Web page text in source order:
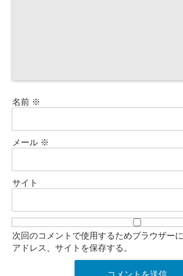
名前 ※
メール ※
サイト
次回のコメントで使用するためブラウザー
アドレス、サイトを保存する。